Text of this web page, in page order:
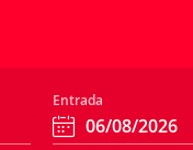
Entrada